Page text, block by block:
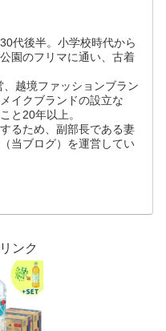
代後半。小学校時代から
園のフリマに通い、古着
、越境ファッションブラン
イクブランドの設立な
と20年以上。
るため、副部長である妻
当ブログ）を運営してい
ンク